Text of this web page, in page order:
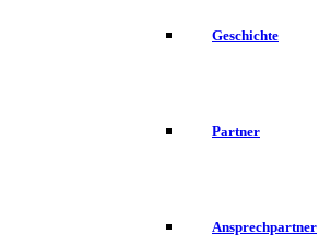
Geschichte
Partner
Ansprechpartner